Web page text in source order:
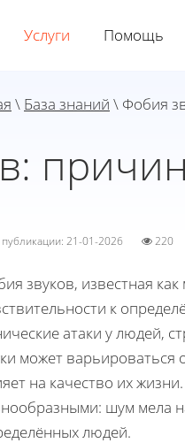
Услуги Помощь
\ База знаний \ Фобия
публикации: 21-01-2026 220
звуков, известная
к
атаки у людей,
может варьироваться
на качество их
шум мела
людей.